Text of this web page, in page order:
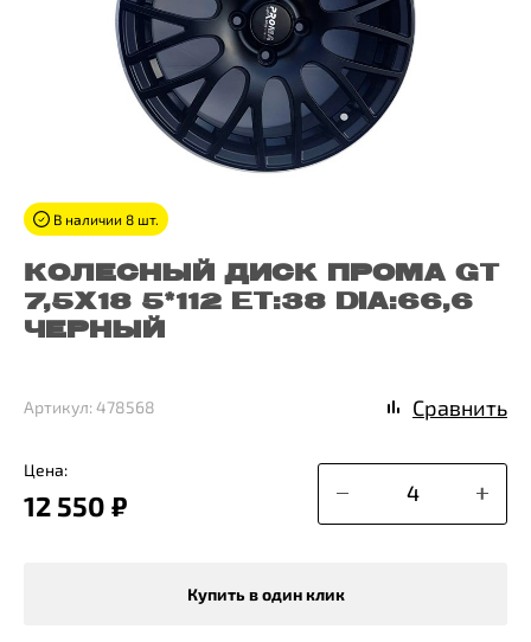
КОЛЕСНЫЙ ДИСК ПРОМА GT
7,5X18 5*112 ET:38 DIA:66,6
ЧЕРНЫЙ
В наличии 8 шт.
Цена:
12 550 ₽
Купить в один клик
Артикул: 478568 Сравнить